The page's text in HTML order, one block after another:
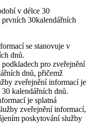
v délce 30
30kalendářních
se stanovuje v
dnů.
pro zveřejnění
dnů, přičemž
zveřejnění informací je
kalendářních dnů.
je splatná
zveřejnění informací,
poskytování služby